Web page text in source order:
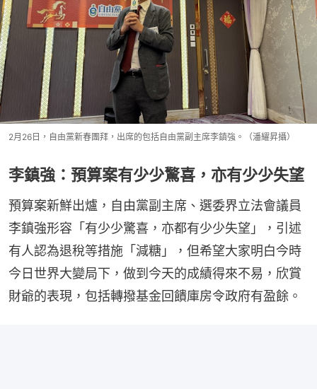
2月26日，自由黨新春團拜，出席的包括自由黨副主席李鎮強。（潘耀昇攝）
李鎮強：預算案有少少驚喜，亦有少少失望
預算案新鮮出爐，自由黨副主席、選委界立法會議員
李鎮強形容「有少少驚喜，亦都有少少失望」，引述
有人認為退稅等措施「減糖」，但希望大家明白今時
今日世界大變局下，做到今天的成績得來不易，欣賞
財爺的表現，包括轉撥基金回饋庫房令政府有盈餘。